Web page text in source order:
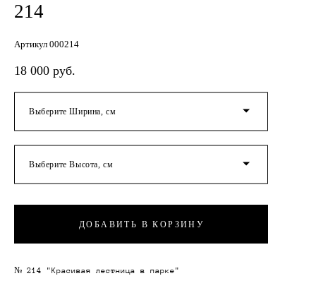
214
Артикул 000214
18 000 pуб.
Выберите Ширина, см
Выберите Высота, см
ДОБАВИТЬ В КОРЗИНУ
№ 214 "Красивая лестница в парке"